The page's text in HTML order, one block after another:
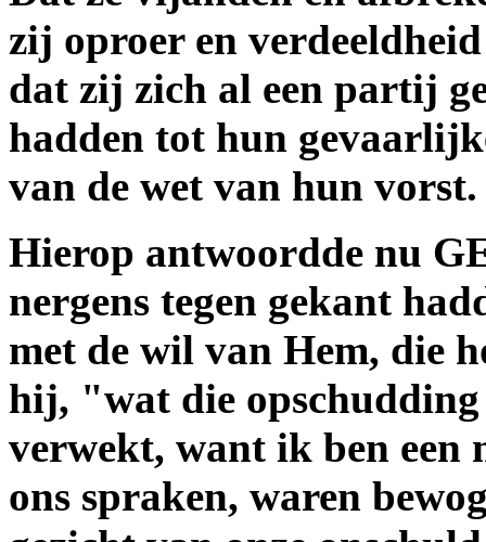
zij oproer en
dat zij zich al een partij
hadden tot hun
van de wet van hun vorst.
Hierop antwoordde nu
nergens tegen gekant
met de wil van Hem, die
hij, "wat die
verwekt, want ik ben een
ons spraken, waren